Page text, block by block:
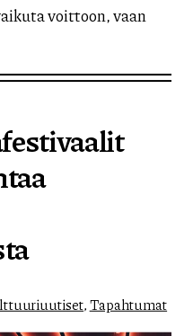
voittoon, vaan
,Tapahtumat